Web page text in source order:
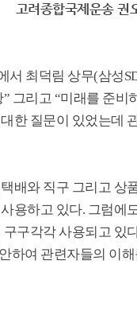
고려종합국제운송 권
서 최덕림 상무(삼성
그리고 “미래를 준
한 질문이 있었는데
배와 직구 그리고 상
용하고 있다. 그럼에
구각각 사용되고 있
하여 관련자들의 이